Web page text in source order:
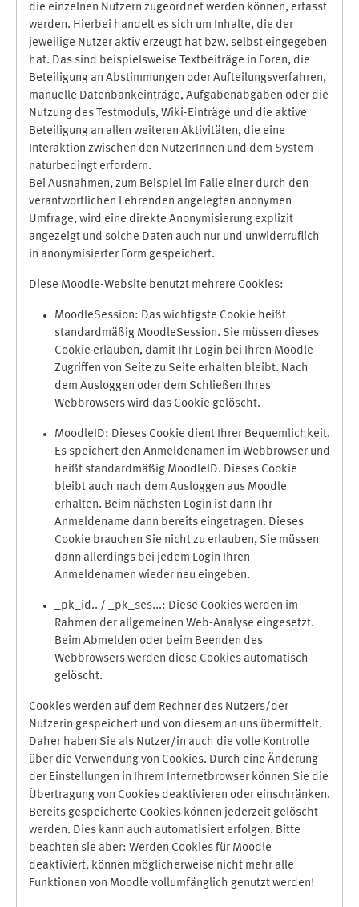
die einzelnen Nutzern zugeordnet werden können, erfasst
werden. Hierbei handelt es sich um Inhalte, die der
jeweilige Nutzer aktiv erzeugt hat bzw. selbst eingegeben
hat. Das sind beispielsweise Textbeiträge in Foren, die
Beteiligung an Abstimmungen oder Aufteilungsverfahren,
manuelle Datenbankeinträge, Aufgabenabgaben oder die
Nutzung des Testmoduls, Wiki-Einträge und die aktive
Beteiligung an allen weiteren Aktivitäten, die eine
Interaktion zwischen den NutzerInnen und dem System
naturbedingt erfordern.
Bei Ausnahmen, zum Beispiel im Falle einer durch den
verantwortlichen Lehrenden angelegten anonymen
Umfrage, wird eine direkte Anonymisierung explizit
angezeigt und solche Daten auch nur und unwiderruflich
in anonymisierter Form gespeichert.
Diese Moodle-Website benutzt mehrere Cookies:
MoodleSession: Das wichtigste Cookie heißt
standardmäßig MoodleSession. Sie müssen dieses
Cookie erlauben, damit Ihr Login bei Ihren Moodle-
Zugriffen von Seite zu Seite erhalten bleibt. Nach
dem Ausloggen oder dem Schließen Ihres
Webbrowsers wird das Cookie gelöscht.
MoodleID: Dieses Cookie dient Ihrer Bequemlichkeit.
Es speichert den Anmeldenamen im Webbrowser und
heißt standardmäßig MoodleID. Dieses Cookie
bleibt auch nach dem Ausloggen aus Moodle
erhalten. Beim nächsten Login ist dann Ihr
Anmeldename dann bereits eingetragen. Dieses
Cookie brauchen Sie nicht zu erlauben, Sie müssen
dann allerdings bei jedem Login Ihren
Anmeldenamen wieder neu eingeben.
_pk_id.. / _pk_ses...: Diese Cookies werden im
Rahmen der allgemeinen Web-Analyse eingesetzt.
Beim Abmelden oder beim Beenden des
Webbrowsers werden diese Cookies automatisch
gelöscht.
Cookies werden auf dem Rechner des Nutzers/der
Nutzerin gespeichert und von diesem an uns übermittelt.
Daher haben Sie als Nutzer/in auch die volle Kontrolle
über die Verwendung von Cookies. Durch eine Änderung
der Einstellungen in Ihrem Internetbrowser können Sie die
Übertragung von Cookies deaktivieren oder einschränken.
Bereits gespeicherte Cookies können jederzeit gelöscht
werden. Dies kann auch automatisiert erfolgen. Bitte
beachten sie aber: Werden Cookies für Moodle
deaktiviert, können möglicherweise nicht mehr alle
Funktionen von Moodle vollumfänglich genutzt werden!